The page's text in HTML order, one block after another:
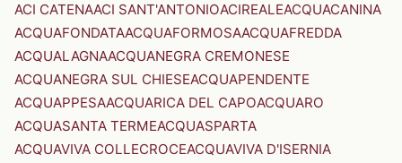
ACI CATENAACI SANT'ANTONIOACIREALEACQUACANINA
ACQUAFONDATAACQUAFORMOSAACQUAFREDDA
ACQUALAGNAACQUANEGRA CREMONESE
ACQUANEGRA SUL CHIESEACQUAPENDENTE
ACQUAPPESAACQUARICA DEL CAPOACQUARO
ACQUASANTA TERMEACQUASPARTA
ACQUAVIVA COLLECROCEACQUAVIVA D'ISERNIA